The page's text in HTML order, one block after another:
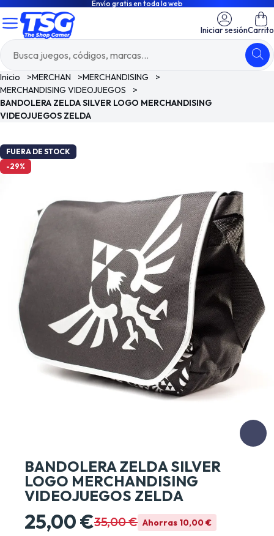
Envío gratis en toda la web
Iniciar sesiónCarrito
Inicio >MERCHAN >MERCHANDISING
>
MERCHANDISING VIDEOJUEGOS
>
BANDOLERA ZELDA SILVER LOGO MERCHANDISING
VIDEOJUEGOS ZELDA
FUERA DE STOCK
-29%
BANDOLERA ZELDA SILVER
LOGO MERCHANDISING
VIDEOJUEGOS ZELDA
25,00 €35,00 € Ahorras 10,00 €